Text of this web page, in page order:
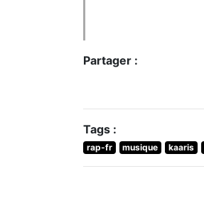
Partager :
Tags :
rap-fr musique kaaris